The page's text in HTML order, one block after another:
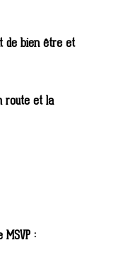
de bien être et
route et la
: